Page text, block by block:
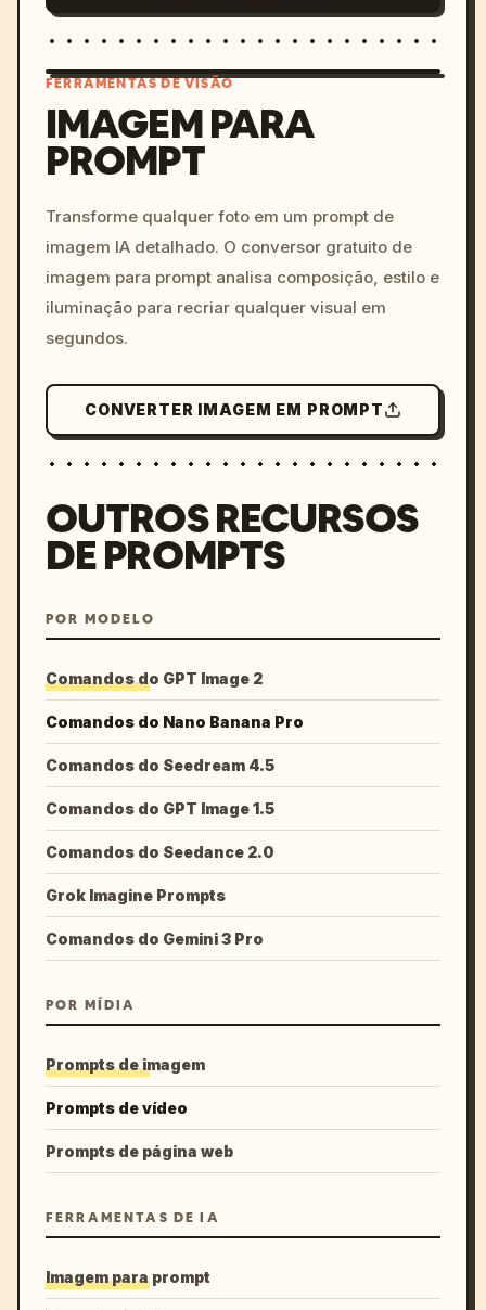
colors, 8k --v 6.0
FERRAMENTAS DE VISÃO
IMAGEM PARA
PROMPT
Transforme qualquer foto em um prompt de
imagem IA detalhado. O conversor gratuito de
imagem para prompt analisa composição, estilo e
iluminação para recriar qualquer visual em
segundos.
CONVERTER IMAGEM EM PROMPT
OUTROS RECURSOS
DE PROMPTS
POR MODELO
Comandos do GPT Image 2
Comandos do Nano Banana Pro
Comandos do Seedream 4.5
Comandos do GPT Image 1.5
Comandos do Seedance 2.0
Grok Imagine Prompts
Comandos do Gemini 3 Pro
POR MÍDIA
Prompts de imagem
Prompts de vídeo
Prompts de página web
FERRAMENTAS DE IA
Imagem para prompt